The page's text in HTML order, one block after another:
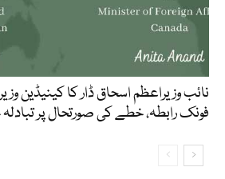
نائب وزیراعظم اسحاق ڈار کا کینیڈین
فونک رابطہ، خطے کی صورتحال پر